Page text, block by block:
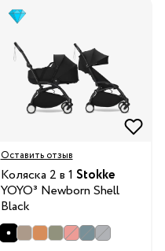
Оставить отзыв
Коляска 2 в 1 Stokke
YOYO³ Newborn Shell
Black